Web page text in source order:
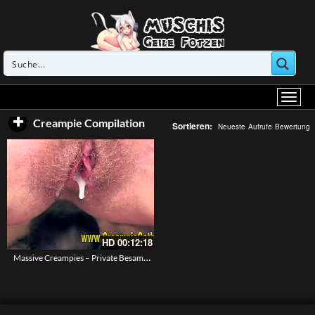
Creampie Compilation Sortieren: Neueste Aufrufe Bewertung
HD00:12:18
Massive Creampies – Private Besamungsorgien